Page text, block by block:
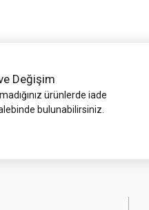
Değişim
ürünlerde iade
bulunabilirsiniz.